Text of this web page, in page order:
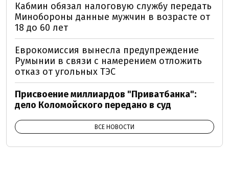
Кабмин обязал налоговую службу передать
Минобороны данные мужчин в возрасте от
18 до 60 лет
Еврокомиссия вынесла предупреждение
Румынии в связи с намерением отложить
отказ от угольных ТЭС
Присвоение миллиардов "Приватбанка":
дело Коломойского передано в суд
ВСЕ НОВОСТИ